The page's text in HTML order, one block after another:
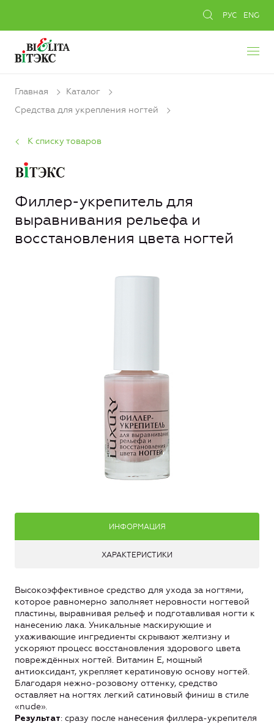
РУС ENG
Главная
Каталог
Средства для укрепления ногтей
К списку товаров
Филлер-укрепитель для
выравнивания рельефа и
восстановления цвета ногтей
ИНФОРМАЦИЯ
ХАРАКТЕРИСТИКИ
Высокоэффективное средство для ухода за ногтями,
которое равномерно заполняет неровности ногтевой
пластины, выравнивая рельеф и подготавливая ногти к
нанесению лака. Уникальные маскирующие и
ухаживающие ингредиенты скрывают желтизну и
ускоряют процесс восстановления здорового цвета
повреждённых ногтей. Витамин Е, мощный
антиоксидант, укрепляет кератиновую основу ногтей.
Благодаря нежно-розовому оттенку, средство
оставляет на ногтях легкий сатиновый финиш в стиле
«nude».
Результат: сразу после нанесения филлера-укрепителя